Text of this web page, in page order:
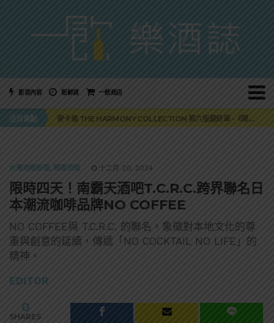
影音內容 新鮮貨 一飲商店
注目焦點
美國正式恢復蘇格蘭威士忌零關稅！烈酒產業再次迎來重磅利多
麥卡倫 THE HARMONY COLLECTION 第六版最終章 -《椰風煖韻》
角嗨尬炸物X爽快這一步，角瓶攜手頂呱呱 全新套餐限時登場
台灣酒圈新聞 , 精選酒聞 十二月 20, 2024
限時四天！南霸天酒吧T.C.R.C.跨界聯名日
本潮流咖啡品牌NO COFFEE
NO COFFEE與 T.C.R.C. 的聯名，象徵對本地文化的尊
重與創意的延續，傳遞「NO COCKTAIL NO LIFE」的
精神。
EDITOR
0
SHARES